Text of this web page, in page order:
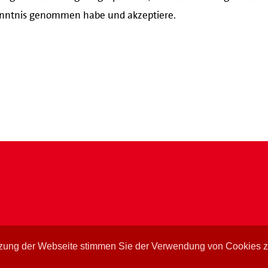
der Webseite stimmen Sie der Verwendung von Cookies
genommen habe und akzeptiere.